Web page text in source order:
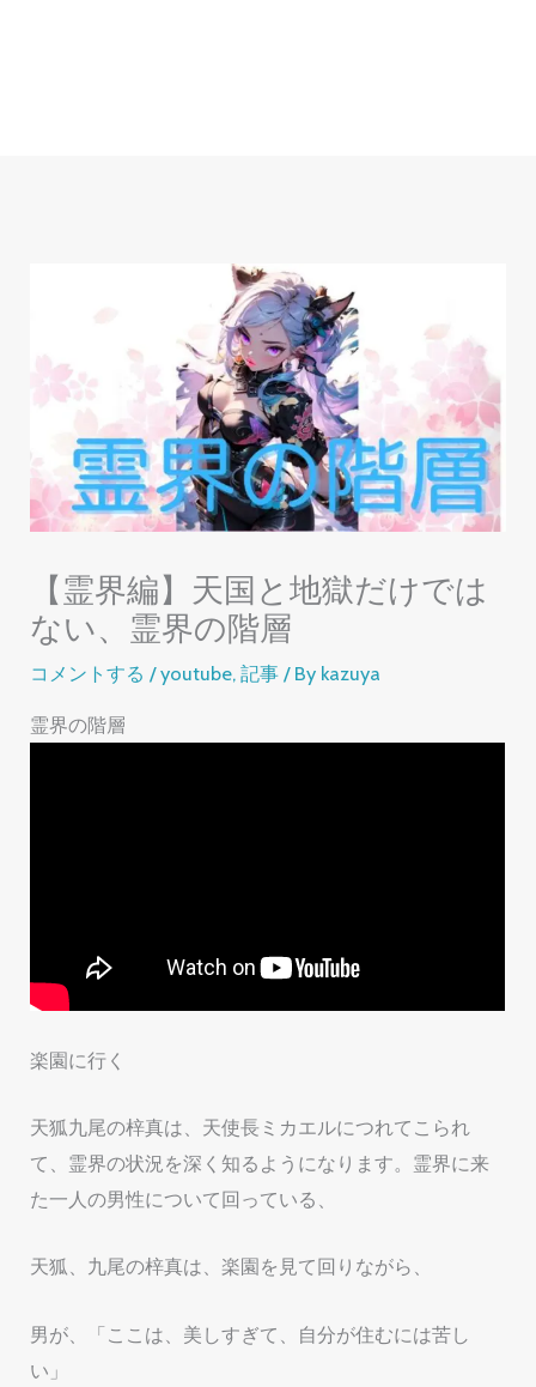
【霊界編】天国と地獄だけでは
ない、霊界の階層
コメントする /youtube,記事 / By kazuya
霊界の階層
楽園に行く
天狐九尾の梓真は、天使長ミカエルにつれてこられ
て、霊界の状況を深く知るようになります。霊界に来
た一人の男性について回っている、
天狐、九尾の梓真は、楽園を見て回りながら、
男が、「ここは、美しすぎて、自分が住むには苦し
い」